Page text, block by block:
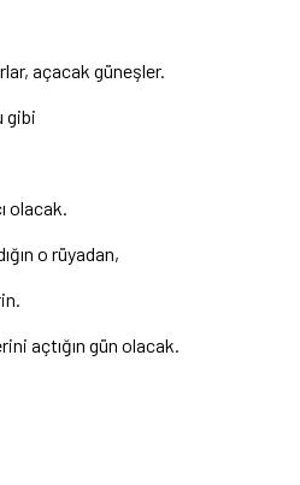
açacak güneşler.
gibi
olacak.
o rüyadan,
açtığın gün olacak.